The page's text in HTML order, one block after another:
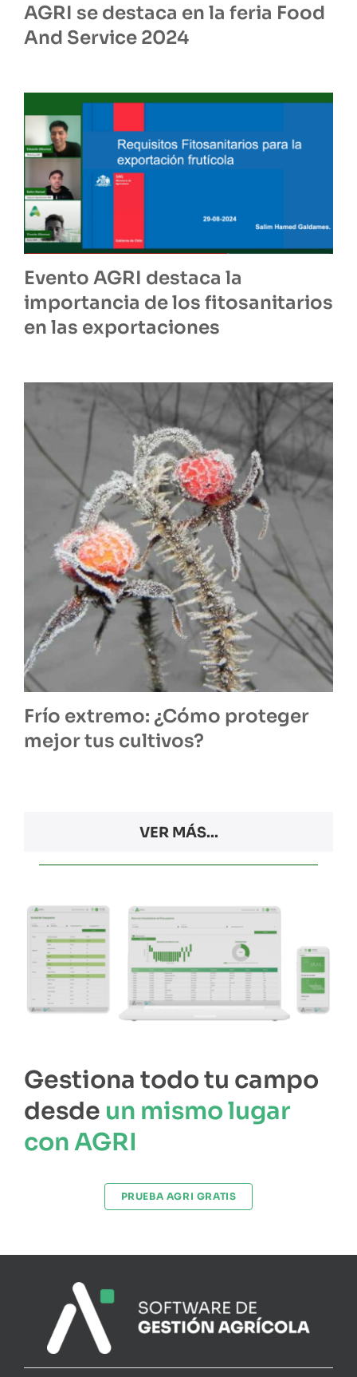
AGRI se destaca en la feria Food
And Service 2024
Evento AGRI destaca la
importancia de los fitosanitarios
en las exportaciones
Frío extremo: ¿Cómo proteger
mejor tus cultivos?
VER MÁS...
Gestiona todo tu campo
desde un mismo lugar
con AGRI
PRUEBA AGRI GRATIS